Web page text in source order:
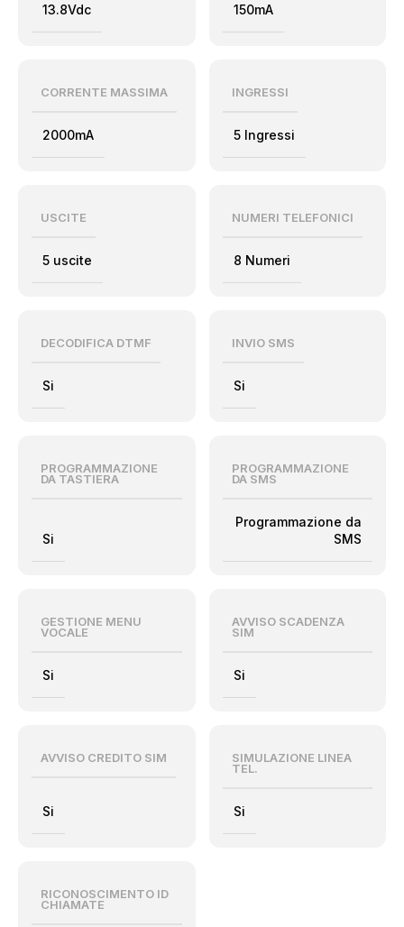
13.8Vdc 150mA
CORRENTE MASSIMA
2000mA
INGRESSI
5 Ingressi
USCITE
5 uscite
NUMERI TELEFONICI
8 Numeri
DECODIFICA DTMF
Si
INVIO SMS
Si
PROGRAMMAZIONE
DA TASTIERA
Si
PROGRAMMAZIONE
DA SMS
Programmazione da
SMS
GESTIONE MENU
VOCALE
Si
AVVISO SCADENZA
SIM
Si
AVVISO CREDITO SIM
Si
SIMULAZIONE LINEA
TEL.
Si
RICONOSCIMENTO ID
CHIAMATE